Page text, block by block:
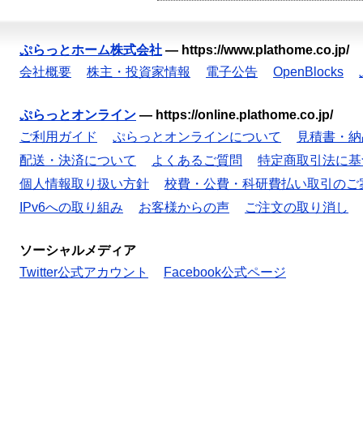
ぷらっとホーム株式会社 — https://www.plathome.co.jp/
会社概要
株主・投資家情報 電子公告 OpenBlocks
ぷらっとオンライン — https://online.plathome.co.jp/
ご利用ガイド
ぷらっとオンラインについて
見積書・
配送・決済について
よくあるご質問
特定商取引法に
個人情報取り扱い方針
校費・公費・科研費払い取引のご
IPv6への取り組み
お客様からの声 ご注文の取り消し
ソーシャルメディア
Twitter公式アカウント
Facebook公式ページ